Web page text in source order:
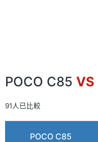
POCO C85 VS
91人已比較
POCO C85